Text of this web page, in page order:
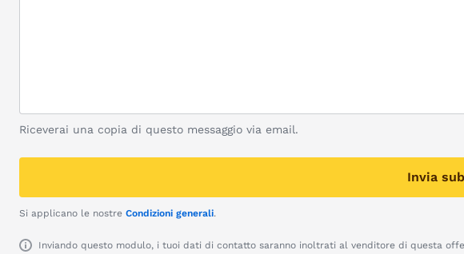
Riceverai una copia di questo messaggio via email.
Invia
Si applicano le nostre Condizioni generali.
Inviando questo modulo, i tuoi dati di contatto saranno inoltrati al venditore di questa